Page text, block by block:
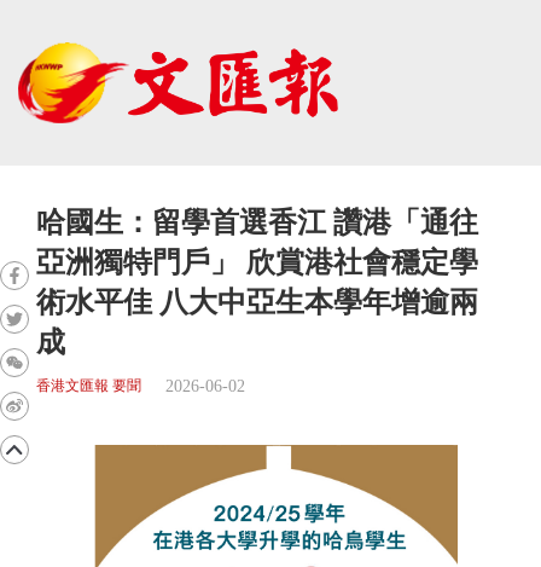
哈國生：留學首選香江 讚港「通往
亞洲獨特門戶」 欣賞港社會穩定學
術水平佳 八大中亞生本學年增逾兩
成
香港文匯報 要聞 2026-06-02